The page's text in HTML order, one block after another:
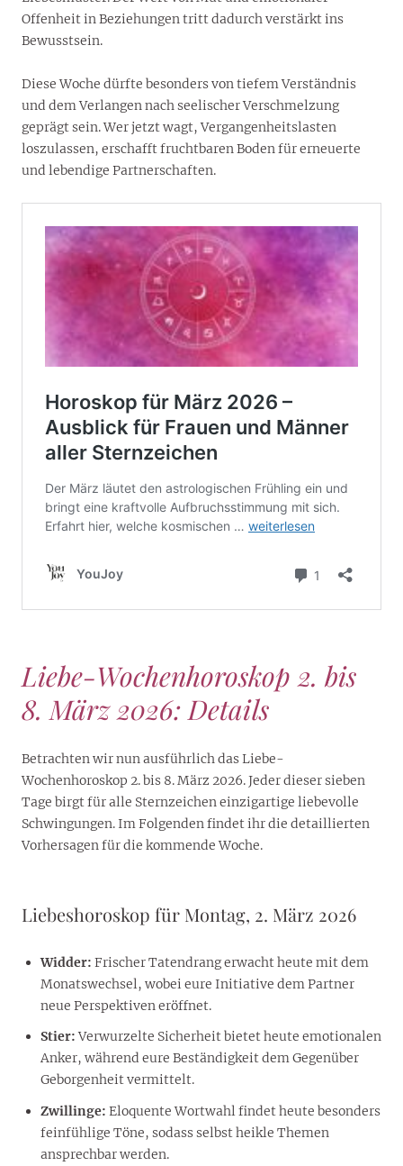
Offenheit in Beziehungen tritt dadurch verstärkt ins
Bewusstsein.
Diese Woche dürfte besonders von tiefem Verständnis
und dem Verlangen nach seelischer Verschmelzung
geprägt sein. Wer jetzt wagt, Vergangenheitslasten
loszulassen, erschafft fruchtbaren Boden für erneuerte
und lebendige Partnerschaften.
Liebe-Wochenhoroskop 2. bis
8. März 2026: Details
Betrachten wir nun ausführlich das Liebe-
Wochenhoroskop 2. bis 8. März 2026. Jeder dieser sieben
Tage birgt für alle Sternzeichen einzigartige liebevolle
Schwingungen. Im Folgenden findet ihr die detaillierten
Vorhersagen für die kommende Woche.
Liebeshoroskop für Montag, 2. März 2026
Widder: Frischer Tatendrang erwacht heute mit dem
Monatswechsel, wobei eure Initiative dem Partner
neue Perspektiven eröffnet.
Stier:Verwurzelte Sicherheit bietet heute emotionalen
Anker, während eure Beständigkeit dem Gegenüber
Geborgenheit vermittelt.
Zwillinge: Eloquente Wortwahl findet heute besonders
feinfühlige Töne, sodass selbst heikle Themen
ansprechbar werden.